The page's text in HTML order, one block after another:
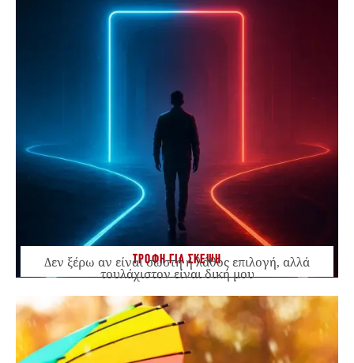
ΤΡΟΦΗ ΓΙΑ ΣΚΕΨΗ
Δεν ξέρω αν είναι σωστή ή λάθος επιλογή, αλλά
τουλάχιστον είναι δική μου